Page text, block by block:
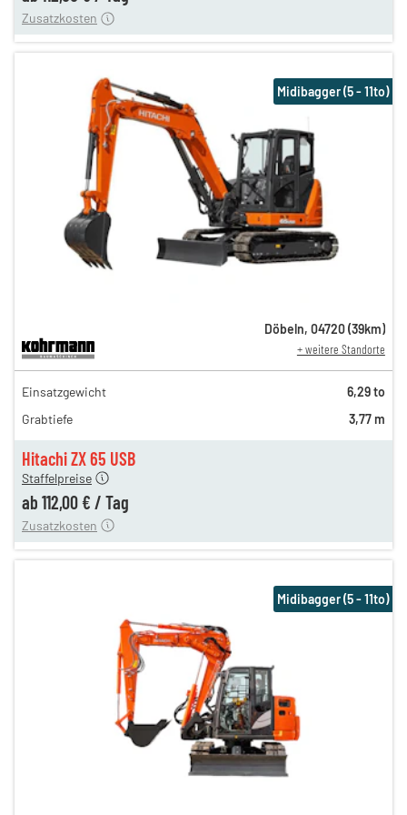
Zusatzkosten
Hitachi ZX 65 USB
194,00 €
162,00 €
135,00 €
Staffelpreise
ab 112,00 € / Tag
12,00 €
Zusatzkosten
Midibagger (5 - 11to)
Döbeln, 04720(39km)
+ weitere Standorte
Einsatzgewicht
6,29 to
Grabtiefe
3,77 m
Midibagger (5 - 11to)